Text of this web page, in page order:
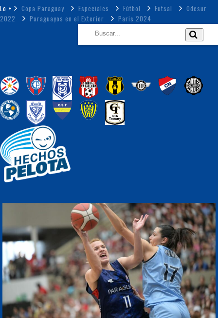
Lo + Copa Paraguay Especiales Fútbol Futsal
Odesur
2022
Paraguayos en el Exterior Paris 2024